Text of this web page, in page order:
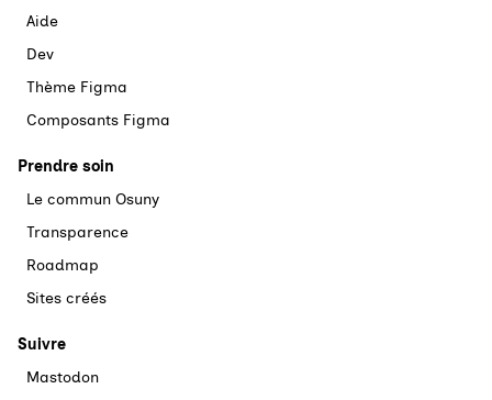
Aide
Dev
Thème Figma
Composants Figma
Prendre soin
Le commun Osuny
Transparence
Roadmap
Sites créés
Suivre
Mastodon